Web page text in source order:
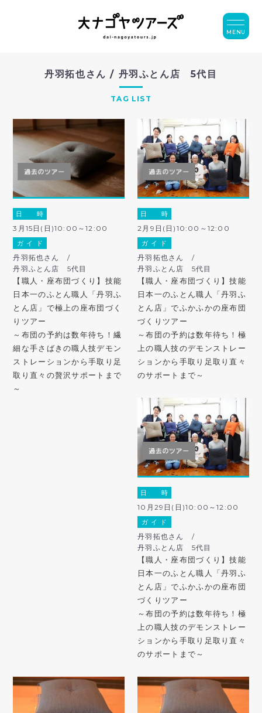
丹羽拓也さん / 丹羽ふとん店 5代目
TAG LIST
日 時
3月15日(日)10:00～12:00
ガ イ ド
丹羽拓也さん /
丹羽ふとん店 5代目
【職人・座布団づくり】技能
日本一のふとん職人「丹羽ふ
とん店」で極上の座布団づく
りツアー
～布団の予約は数年待ち！繊
細な手さばきの職人技デモン
ストレーションから手取り足
取り直々の贅沢サポートまで
～
日 時
2月9日(日)10:00～12:00
ガ イ ド
丹羽拓也さん /
丹羽ふとん店 5代目
【職人・座布団づくり】技能
日本一のふとん職人「丹羽ふ
とん店」でふかふかの座布団
づくりツアー
～布団の予約は数年待ち！極
上の職人技のデモンストレー
ションから手取り足取り直々
のサポートまで～
日 時
10月29日(日)10:00～12:00
ガ イ ド
丹羽拓也さん /
丹羽ふとん店 5代目
【職人・座布団づくり】技能
日本一のふとん職人「丹羽ふ
とん店」でふかふかの座布団
づくりツアー
～布団の予約は数年待ち！極
上の職人技のデモンストレー
ションから手取り足取り直々
のサポートまで～
MENU